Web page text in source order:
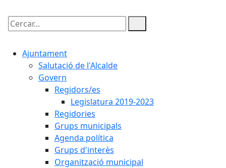
Cercar:
Ajuntament
Salutació de l'Alcalde
Govern
Regidors/es
Legislatura 2019-2023
Regidories
Grups municipals
Agenda política
Grups d'interès
Organització municipal